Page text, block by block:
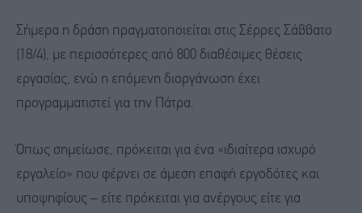
Σήμερα η δράση πραγματοποιείται στις Σέρρες Σάββατο
(18/4), με περισσότερες από 800 διαθέσιμες θέσεις
εργασίας, ενώ η επόμενη διοργάνωση έχει
προγραμματιστεί για την Πάτρα.
Όπως σημείωσε, πρόκειται για ένα «ιδιαίτερα ισχυρό
εργαλείο» που φέρνει σε άμεση επαφή εργοδότες και
υποψηφίους – είτε πρόκειται για ανέργους είτε για